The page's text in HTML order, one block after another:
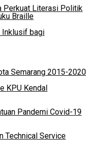
Perkuat Literasi Politik
Braille
Inklusif bagi
Semarang 2015-2020
KPU Kendal
Pandemi Covid-19
Technical Service